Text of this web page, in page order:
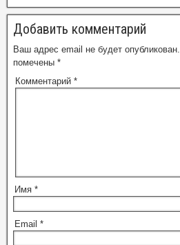
Добавить комментарий
Ваш адрес email не будет опубликован.
помечены *
Комментарий *
Имя *
Email *